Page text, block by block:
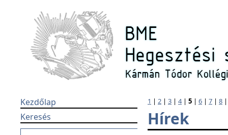
Kezdőlap
Keresés
1 | 2 | 3 | 4| 5 | 6 | 7 | 8
Hírek